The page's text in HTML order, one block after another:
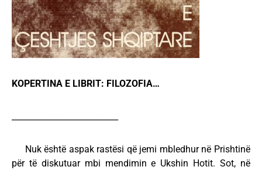
KOPERTINA E LIBRIT: FILOZOFIA…
Nuk është aspak rastësi që jemi mbledhur në Prishtinë
për të diskutuar mbi mendimin e Ukshin Hotit. Sot, në